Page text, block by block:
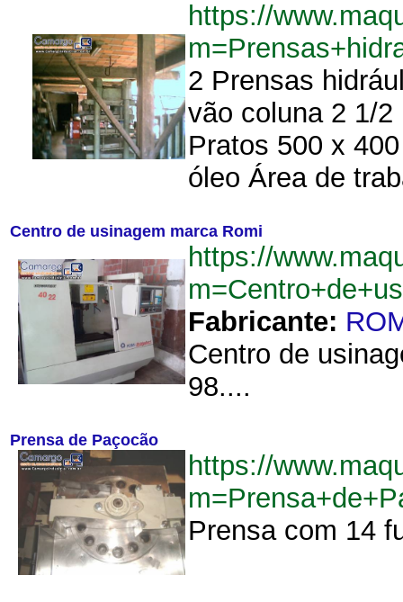
https://
2 Prensas
vão coluna 2 1/
Pratos 500 x
óleo Área de
Centro de usinagem marca Romi
https://
Fabricante:
Centro de
98....
Prensa de Paçocão
https://
Prensa com 14